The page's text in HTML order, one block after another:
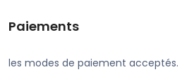
Paiements
les modes de paiement acceptés.